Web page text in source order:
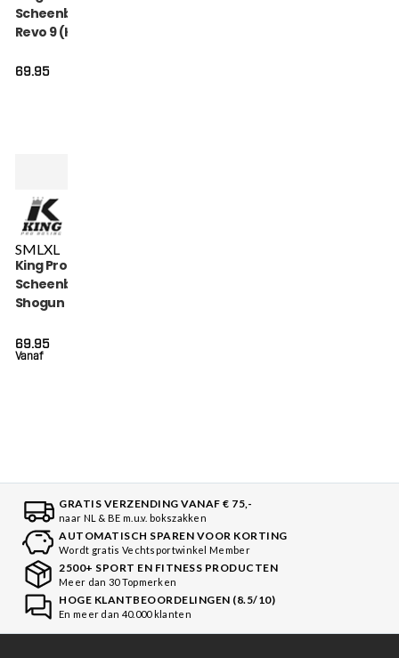
Scheenbeschermers
Revo 9 (KPB SG REVO
69.95
SML XL
King Pro Boxing
Scheenbeschermers
Shogun (KPB SG
Vanaf
69.95
GRATIS VERZENDING VANAF € 75,-
naar NL & BE m.u.v. bokszakken
AUTOMATISCH SPAREN VOOR KORTING
Wordt gratis Vechtsportwinkel Member
2500+ SPORT EN FITNESS PRODUCTEN
Meer dan 30 Topmerken
HOGE KLANTBEOORDELINGEN (8.5/10)
En meer dan 40.000 klanten